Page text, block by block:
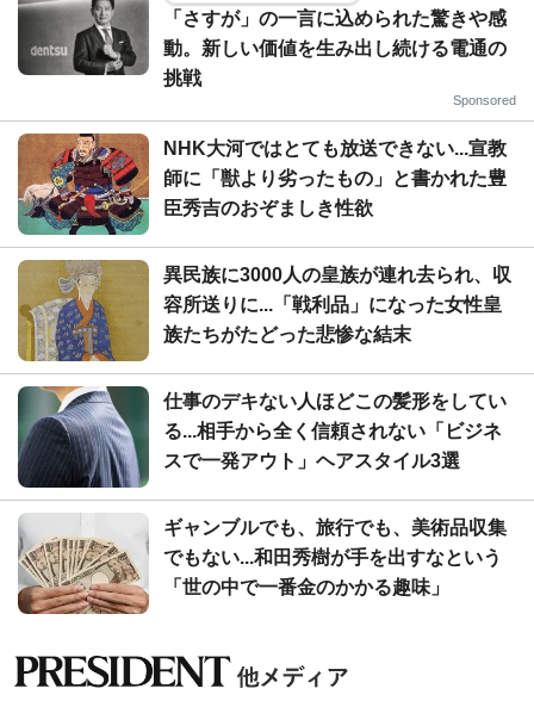
「さすが」の一言に込められた驚きや感
動。新しい価値を生み出し続ける電通の
挑戦
Sponsored
NHK大河ではとても放送できない...宣教
師に「獣より劣ったもの」と書かれた豊
臣秀吉のおぞましき性欲
異民族に3000人の皇族が連れ去られ、収
容所送りに...「戦利品」になった女性皇
族たちがたどった悲惨な結末
仕事のデキない人ほどこの髪形をしてい
る...相手から全く信頼されない「ビジネ
スで一発アウト」ヘアスタイル3選
ギャンブルでも、旅行でも、美術品収集
でもない...和田秀樹が手を出すなという
「世の中で一番金のかかる趣味」